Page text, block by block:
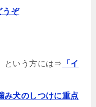
うぞ
という方には⇒
「イ
み犬のしつけに重点